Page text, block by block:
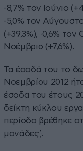
-8,7% τον Ιούνιο
-5,0% τον
(+39,3%), -0,6% τον
Νοέμβριο (+7,6%).
Τα έσοδά του το
Νοεμβρίου 2012
έσοδα του έτους
δείκτη κύκλου
περίοδο βρέθηκε
μονάδες).